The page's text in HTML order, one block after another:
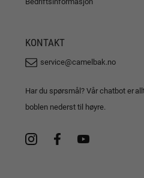
KONTAKT
service@camelbak.no
Har du spørsmål? Vår chatbot er
boblen nederst til høyre.